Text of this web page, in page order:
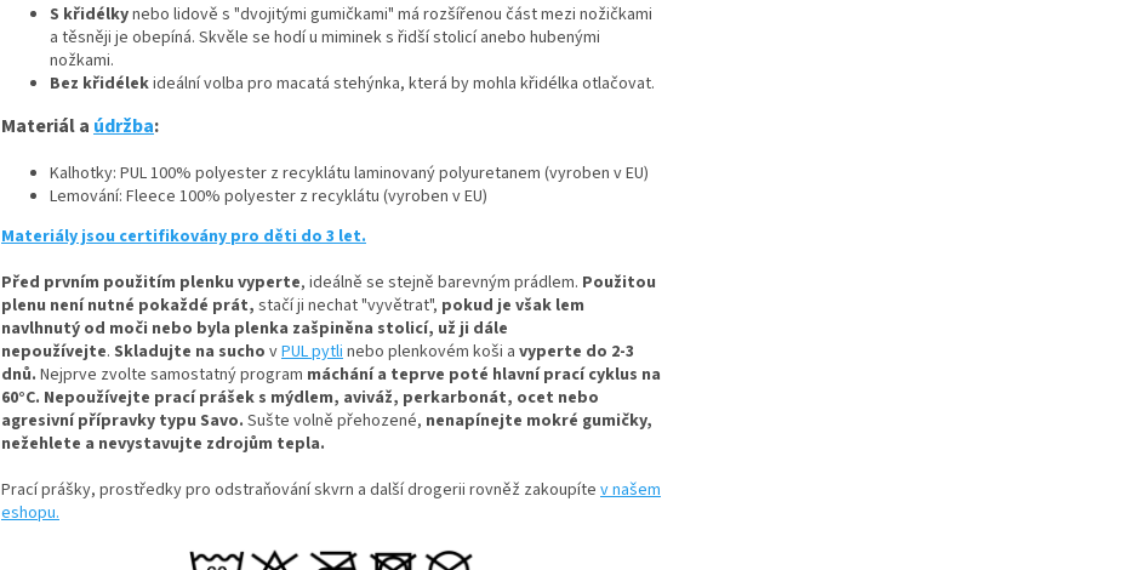
S křidélkynebo lidově s "dvojitými gumičkami" má rozšířenou část mezi nožičkami
a těsněji je obepíná. Skvěle se hodí u miminek s řidší stolicí anebo hubenými
nožkami.
Bez křidélekideální volba pro macatá stehýnka, která by mohla křidélka otlačovat.
Materiál a údržba:
Kalhotky: PUL 100% polyester z recyklátu laminovaný polyuretanem (vyroben v EU)
Lemování: Fleece 100% polyester z recyklátu (vyroben v EU)
Materiály jsou certifikovány pro děti do 3 let.
Před prvním použitím plenku vyperte, ideálně se stejně barevným prádlem. Použitou
plenu není nutné pokaždé prát, stačí ji nechat "vyvětrat", pokud je však lem
navlhnutý od moči nebo byla plenka zašpiněna stolicí, už ji dále
nepoužívejte. Skladujte na sucho vPUL pytlinebo plenkovém koši a vyperte do 2-3
dnů. Nejprve zvolte samostatný program máchání a teprve poté hlavní prací cyklus na
60°C. Nepoužívejte prací prášek s mýdlem, aviváž, perkarbonát, ocet nebo
agresivní přípravky typu Savo. Sušte volně přehozené, nenapínejte mokré gumičky,
nežehlete a nevystavujte zdrojům tepla.
Prací prášky, prostředky pro odstraňování skvrn a další drogerii rovněž zakoupíte v našem
eshopu.